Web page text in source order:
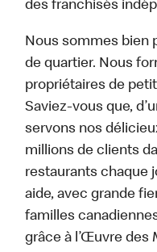
des franchisés
Nous sommes bien
de quartier. Nous
propriétaires de
Saviez-vous que,
servons nos
millions de clients
restaurants chaque
aide, avec grande
familles
grâce à l’Œuvre des